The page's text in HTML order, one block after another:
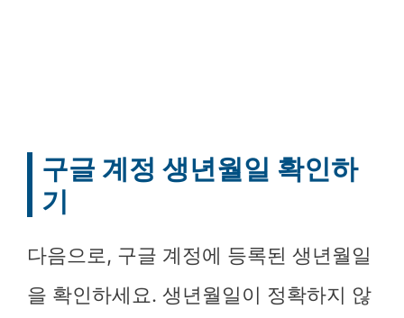
구글 계정 생년월일 확인하
기
다음으로, 구글 계정에 등록된 생년월일
을 확인하세요. 생년월일이 정확하지 않